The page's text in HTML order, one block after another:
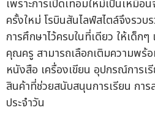
เพราะการเปิดเทอมใหม่เป็นเหมือ
ครั้งใหม่ โรบินสันไลฟ์สไตล์จึงรวบ
การศึกษาไว้ครบในที่เดียว ให้เด็ก
คุณครู สามารถเลือกเติมความพร้
หนังสือ เครื่องเขียน อุปกรณ์การเ
สินค้าที่ช่วยสนับสนุนการเรียน การ
ประจำวัน